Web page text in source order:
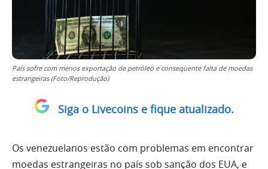
País sofre com menos exportação de petróleo e consequente falta de moedas
estrangeiras (Foto/Reprodução)
Siga o Livecoins e fique atualizado.
Os venezuelanos estão com problemas em encontrar
moedas estrangeiras no país sob sanção dos EUA, e